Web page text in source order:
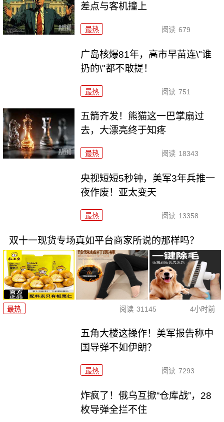
差点与客机撞上
最热 阅读 679
广岛核爆81年，高市早苗连\"谁
扔的\"都不敢提！
最热 阅读 751
五箭齐发！熊猫这一巴掌扇过
去，大漂亮终于知疼
最热 阅读 18343
央视短短5秒钟，美军3年兵推一
夜作废！亚太变天
最热 阅读 13358
双十一现货专场真如平台商家所说的那样吗？
最热 阅读 31145 4小时前
五角大楼这操作！美军报告称中
国导弹不如伊朗？
最热 阅读 7293
炸疯了！俄乌互掀“仓库战”，28
枚导弹全拦不住